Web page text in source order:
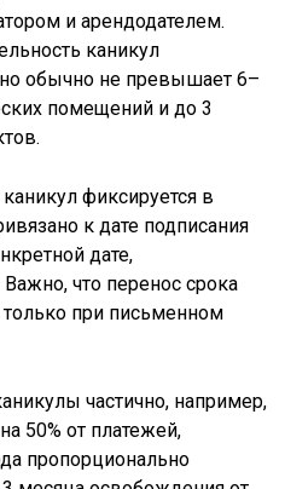
и арендодателем.
каникул
обычно не превышает 6–
помещений и до 3
фиксируется в
к дате подписания
дате,
что перенос срока
при письменном
частично, например,
50% от платежей,
пропорционально